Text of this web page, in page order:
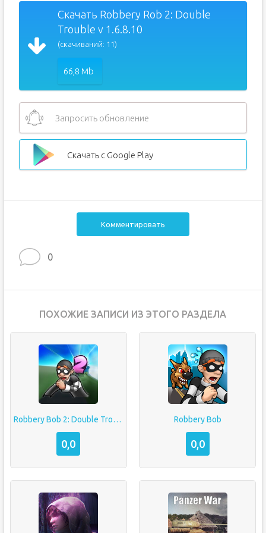
Скачать Robbery Rob 2: Double
Trouble v 1.6.8.10
(скачиваний: 11)
66,8 Mb
Запросить обновление
Скачать с Google Play
Комментировать
0
ПОХОЖИЕ ЗАПИСИ ИЗ ЭТОГО РАЗДЕЛА
Robbery Bob 2: Double Trouble
0,0
Robbery Bob
0,0